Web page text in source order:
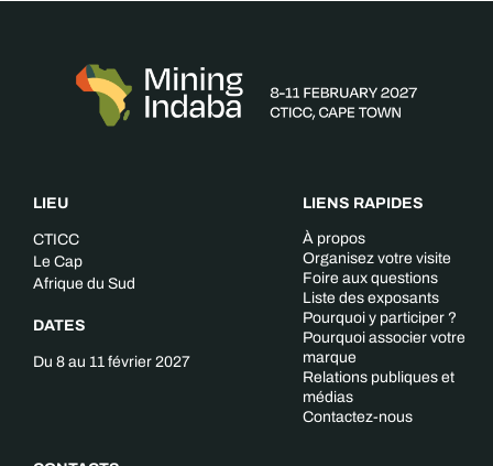
LIEU
CTICC
Le Cap
Afrique du Sud
DATES
Du 8 au 11 février 2027
LIENS RAPIDES
À propos
Organisez votre visite
Foire aux questions
Liste des exposants
Pourquoi y participer ?
Pourquoi associer votre
marque
Relations publiques et
médias
Contactez-nous